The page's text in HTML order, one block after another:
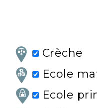
Crèche
Ecole
Ecole